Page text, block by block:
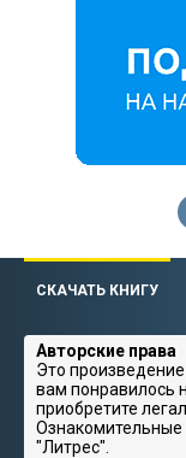
СКАЧАТЬ КНИГУ
Авторские права
Это
вам понравилось
приобретите
"Литрес".